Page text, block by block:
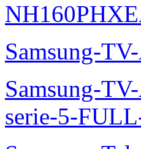
Samsung-
Samsung-
serie-5-